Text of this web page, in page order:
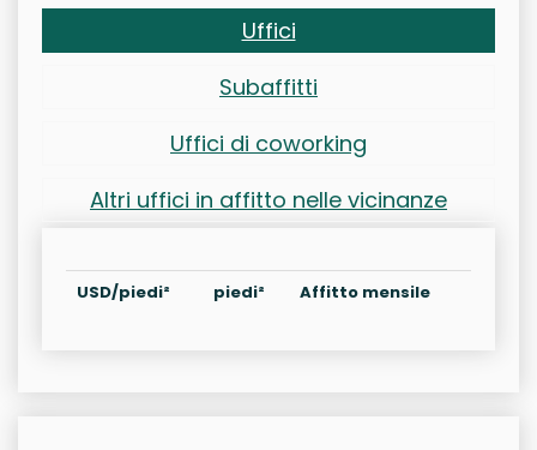
Uffici
Subaffitti
Uffici di coworking
Altri uffici in affitto nelle vicinanze
USD/piedi² piedi² Affitto mensile